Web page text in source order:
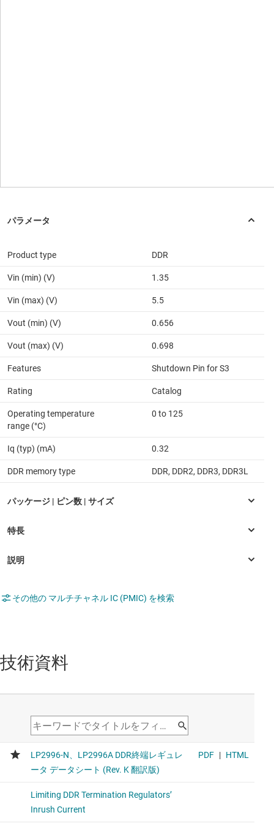
Product type DDR
Vin (min) (V) 1.35
Vin (max) (V) 5.5
Vout (min) (V) 0.656
Vout (max) (V) 0.698
Features Shutdown Pin for S3
Rating Catalog
Operating temperature
range (°C)
0 to 125
Iq (typ) (mA) 0.32
DDR memory type DDR, DDR2, DDR3, DDR3L
その他の マルチチャネル IC (PMIC) を検索
技術資料